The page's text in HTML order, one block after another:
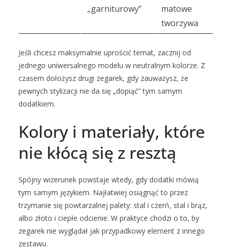
„garniturowy”
matowe
tworzywa
Jeśli chcesz maksymalnie uprościć temat, zacznij od
jednego uniwersalnego modelu w neutralnym kolorze. Z
czasem dołożysz drugi zegarek, gdy zauważysz, że
pewnych stylizacji nie da się „dopiąć” tym samym
dodatkiem.
Kolory i materiały, które
nie kłócą się z resztą
Spójny wizerunek powstaje wtedy, gdy dodatki mówią
tym samym językiem. Najłatwiej osiągnąć to przez
trzymanie się powtarzalnej palety: stal i czerń, stal i brąz,
albo złoto i ciepłe odcienie. W praktyce chodzi o to, by
zegarek nie wyglądał jak przypadkowy element z innego
zestawu.